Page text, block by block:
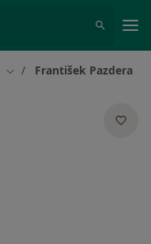
Změna města
František Pazdera